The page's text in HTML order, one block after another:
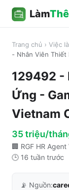
Làm
Trang chủ › Việc
- Nhân Viên Thiết
129492 -
Ứng -
Vietnam
35 triệu/
🏢 RGF HR
🕒 16 tuần trước
📡 Nguồn: